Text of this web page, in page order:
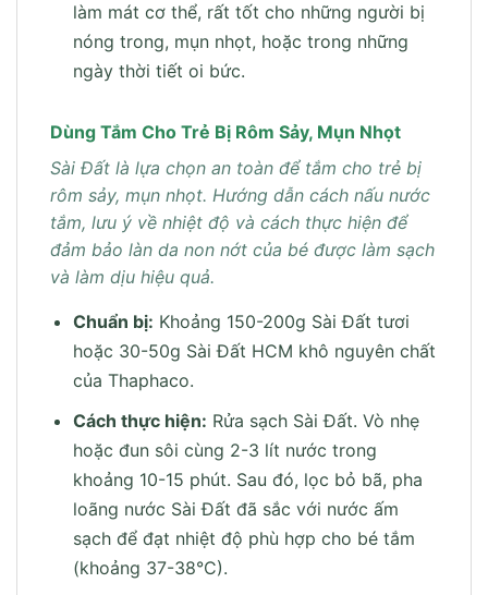
làm mát cơ thể, rất tốt cho những người bị
nóng trong, mụn nhọt, hoặc trong những
ngày thời tiết oi bức.
Dùng Tắm Cho Trẻ Bị Rôm Sảy, Mụn Nhọt
Sài Đất là lựa chọn an toàn để tắm cho trẻ bị
rôm sảy, mụn nhọt. Hướng dẫn cách nấu nước
tắm, lưu ý về nhiệt độ và cách thực hiện để
đảm bảo làn da non nớt của bé được làm sạch
và làm dịu hiệu quả.
Chuẩn bị: Khoảng 150-200g Sài Đất tươi
hoặc 30-50g Sài Đất HCM khô nguyên chất
của Thaphaco.
Cách thực hiện: Rửa sạch Sài Đất. Vò nhẹ
hoặc đun sôi cùng 2-3 lít nước trong
khoảng 10-15 phút. Sau đó, lọc bỏ bã, pha
loãng nước Sài Đất đã sắc với nước ấm
sạch để đạt nhiệt độ phù hợp cho bé tắm
(khoảng 37-38°C).